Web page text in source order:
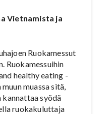
Vietnamista ja
Ruokamessut
Ruokamessuihin
healthy eating -
muassa sitä,
syödä
ruokakuluttaja